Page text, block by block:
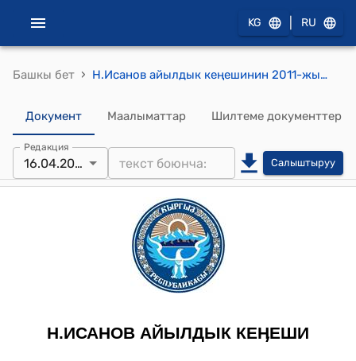
KG RU
Башкы бет › Н.Исанов айылдык кеңешинин 2011-жылдын 16-апрелиндеги № XXIII-II "Н.Исанов атындагы айыл округунун 2011-жылга Кошумча түшкөн кирешени бекитип берүү жөнүндө" токтому
Документ Маалыматтар Шилтеме документтер
Редакция
16.04.2011 Салыштыруу